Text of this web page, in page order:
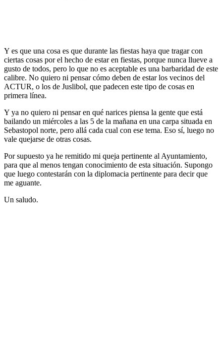
Y es que una cosa es que durante las fiestas haya que tragar con
ciertas cosas por el hecho de estar en fiestas, porque nunca llueve a
gusto de todos, pero lo que no es aceptable es una barbaridad de este
calibre. No quiero ni pensar cómo deben de estar los vecinos del
ACTUR, o los de Juslibol, que padecen este tipo de cosas en
primera línea.
Y ya no quiero ni pensar en qué narices piensa la gente que está
bailando un miércoles a las 5 de la mañana en una carpa situada en
Sebastopol norte, pero allá cada cual con ese tema. Eso sí, luego no
vale quejarse de otras cosas.
Por supuesto ya he remitido mi queja pertinente al Ayuntamiento,
para que al menos tengan conocimiento de esta situación. Supongo
que luego contestarán con la diplomacia pertinente para decir que
me aguante.
Un saludo.